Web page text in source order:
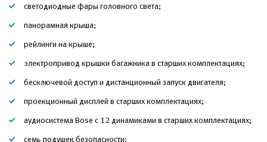
светодиодные фары головного света;
панорамная крыша;
рейлинги на крыше;
электропривод крышки багажника в старших комплектациях;
бесключевой доступ и дистанционный запуск двигателя;
проекционный дисплей в старших комплектациях;
аудиосистема Bose с 12 динамиками в старших комплектациях;
семь подушек безопасности;